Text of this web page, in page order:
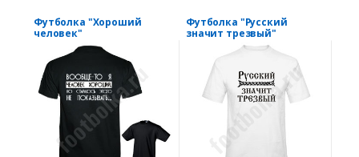
Футболка "Хороший
человек"
Футболка "Русский
значит трезвый"